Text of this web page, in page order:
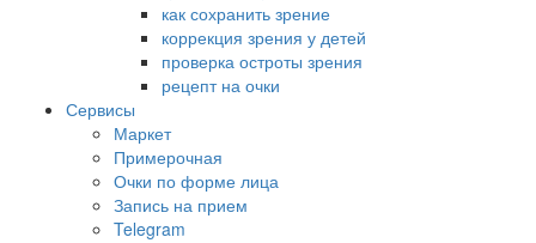
как сохранить зрение
коррекция зрения у детей
проверка остроты зрения
рецепт на очки
Сервисы
Маркет
Примерочная
Очки по форме лица
Запись на прием
Telegram